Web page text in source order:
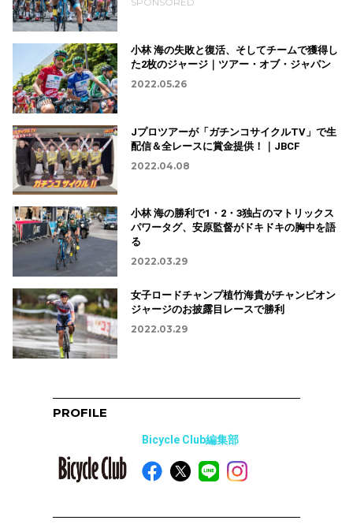
小林 海の失敗と復活、そしてチームで獲得し
た2枚のジャージ｜ツアー・オブ・ジャパン
2022.05.26
Jプロツアーが「ガチンコサイクルTV」で生
配信＆全レースに賞金提供！｜JBCF
2022.04.08
小林 海の勝利で1・2・3独占のマトリックス
パワータグ、安原監督がドキドキの胸中を語
る
2022.03.29
女子ロードチャンプ植竹海貴がチャンピオン
ジャージのお披露目レースで勝利
2022.03.29
PROFILE
Bicycle Club編集部